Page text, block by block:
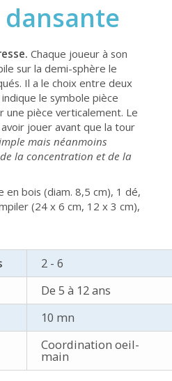
Chaque joueur à son
sur la demi-sphère le
Il a le choix entre deux
le symbole pièce
pièce verticalement. Le
jouer avant que la tour
mais néanmoins
la concentration et de la
en bois (diam. 8,5 cm), 1 dé,
(24 x 6 cm, 12 x 3 cm),
2 - 6
De 5 à 12 ans
10 mn
Coordination oeil-
main